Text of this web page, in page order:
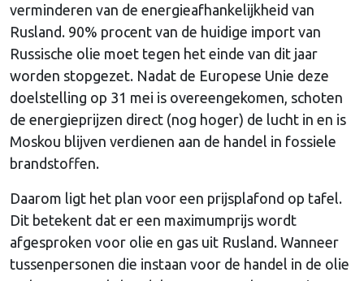
verminderen van de energieafhankelijkheid van
Rusland. 90% procent van de huidige import van
Russische olie moet tegen het einde van dit jaar
worden stopgezet. Nadat de Europese Unie deze
doelstelling op 31 mei is overeengekomen, schoten
de energieprijzen direct (nog hoger) de lucht in en is
Moskou blijven verdienen aan de handel in fossiele
brandstoffen.
Daarom ligt het plan voor een prijsplafond op tafel.
Dit betekent dat er een maximumprijs wordt
afgesproken voor olie en gas uit Rusland. Wanneer
tussenpersonen die instaan voor de handel in de olie